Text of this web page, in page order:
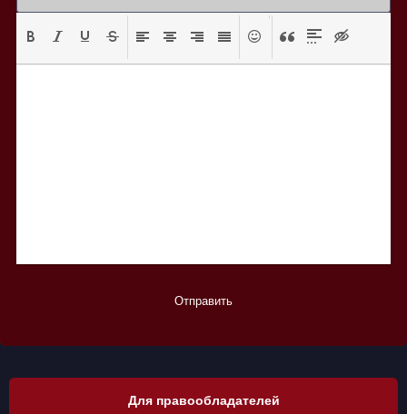
Отправить
Для правообладателей